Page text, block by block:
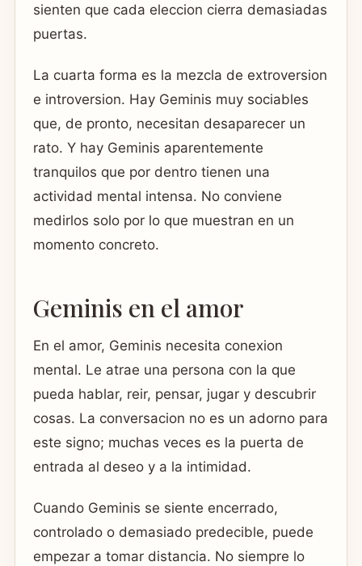
sienten que cada eleccion cierra demasiadas
puertas.
La cuarta forma es la mezcla de extroversion
e introversion. Hay Geminis muy sociables
que, de pronto, necesitan desaparecer un
rato. Y hay Geminis aparentemente
tranquilos que por dentro tienen una
actividad mental intensa. No conviene
medirlos solo por lo que muestran en un
momento concreto.
Geminis en el amor
En el amor, Geminis necesita conexion
mental. Le atrae una persona con la que
pueda hablar, reir, pensar, jugar y descubrir
cosas. La conversacion no es un adorno para
este signo; muchas veces es la puerta de
entrada al deseo y a la intimidad.
Cuando Geminis se siente encerrado,
controlado o demasiado predecible, puede
empezar a tomar distancia. No siempre lo